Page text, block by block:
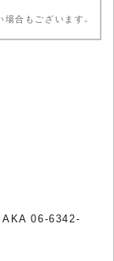
合もございます。
06-6342-